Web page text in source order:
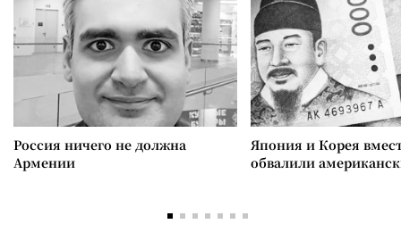
Россия ничего не должна
Армении
Япония и Корея
обвалили